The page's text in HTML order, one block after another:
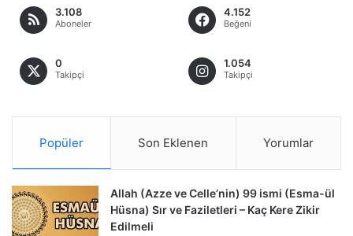
3.108
Aboneler
4.152
Beğeni
0
Takipçi
1.054
Takipçi
Popüler Son Eklenen Yorumlar
Allah (Azze ve Celle’nin) 99 ismi (Esma-ül
Hüsna) Sır ve Faziletleri – Kaç Kere Zikir
Edilmeli